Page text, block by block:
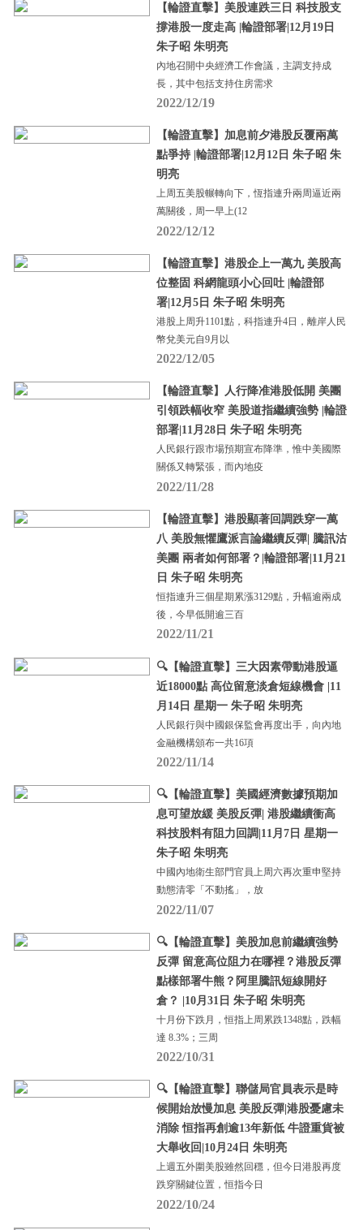
【輪證直擊】美股連跌三日 科技股支
撐港股一度走高 |輪證部署|12月19日
朱子昭 朱明亮
內地召開中央經濟工作會議，主調支持成
長，其中包括支持住房需求
2022/12/19
【輪證直擊】加息前夕港股反覆兩萬
點爭持 |輪證部署|12月12日 朱子昭 朱
明亮
上周五美股輾轉向下，恆指連升兩周逼近兩
萬關後，周一早上(12
2022/12/12
【輪證直擊】港股企上一萬九 美股高
位整固 科網龍頭小心回吐 |輪證部
署|12月5日 朱子昭 朱明亮
港股上周升1101點，科指連升4日，離岸人民
幣兌美元自9月以
2022/12/05
【輪證直擊】人行降准港股低開 美團
引領跌幅收窄 美股道指繼續強勢 |輪證
部署|11月28日 朱子昭 朱明亮
人民銀行跟市場預期宣布降準，惟中美國際
關係又轉緊張，而內地疫
2022/11/28
【輪證直擊】港股顯著回調跌穿一萬
八 美股無懼鷹派言論繼續反彈| 騰訊沽
美團 兩者如何部署？|輪證部署|11月21
日 朱子昭 朱明亮
恒指連升三個星期累漲3129點，升幅逾兩成
後，今早低開逾三百
2022/11/21
🔍【輪證直擊】三大因素帶動港股逼
近18000點 高位留意淡倉短線機會 |11
月14日 星期一 朱子昭 朱明亮
人民銀行與中國銀保監會再度出手，向內地
金融機構頒布一共16項
2022/11/14
🔍【輪證直擊】美國經濟數據預期加
息可望放緩 美股反彈| 港股繼續衝高
科技股料有阻力回調|11月7日 星期一
朱子昭 朱明亮
中國內地衛生部門官員上周六再次重申堅持
動態清零「不動搖」，放
2022/11/07
🔍【輪證直擊】美股加息前繼續強勢
反彈 留意高位阻力在哪裡？港股反彈
點樣部署牛熊？阿里騰訊短線開好
倉？ |10月31日 朱子昭 朱明亮
十月份下跌月，恒指上周累跌1348點，跌幅
達 8.3%；三周
2022/10/31
🔍【輪證直擊】聯儲局官員表示是時
候開始放慢加息 美股反彈|港股憂慮未
消除 恒指再創逾13年新低 牛證重貨被
大舉收回|10月24日 朱明亮
上週五外圍美股雖然回穩，但今日港股再度
跌穿關鍵位置，恒指今日
2022/10/24